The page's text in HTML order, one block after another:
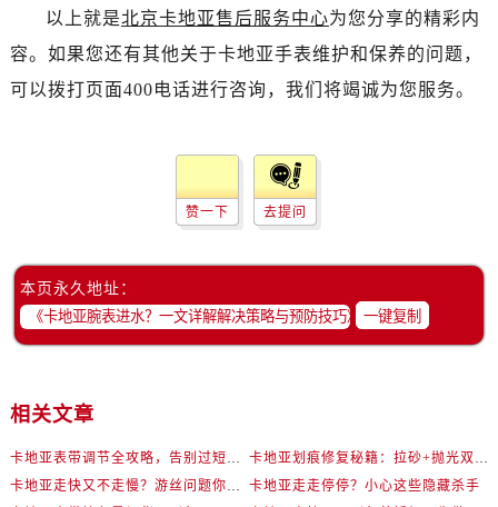
以上就是北京卡地亚售后服务中心为您分享的精彩内
容。如果您还有其他关于卡地亚手表维护和保养的问题，
可以拨打页面400电话进行咨询，我们将竭诚为您服务。
赞一下 去提问
本页永久地址：
一键复制
相关文章
卡地亚表带调节全攻略，告别过短烦恼
卡地亚划痕修复秘籍：拉砂+抛光双工艺还原如新
卡地亚走快又不走慢？游丝问题你了解多少？
卡地亚走走停停？小心这些隐藏杀手